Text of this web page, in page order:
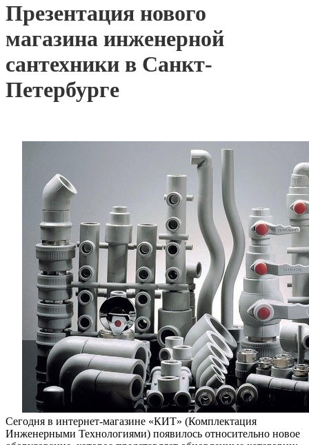
Презентация нового
магазина инженерной
сантехники в Санкт-
Петербурге
Сегодня в интернет-магазине «КИТ» (Комплектация
Инженерными Технологиями) появилось относительно новое